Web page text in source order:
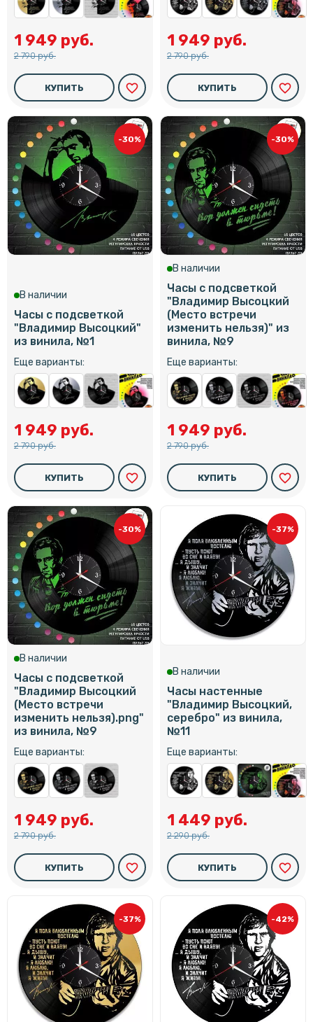
1 949 руб.
2 790 руб.
КУПИТЬ favorite_border
1 949 руб.
2 790 руб.
КУПИТЬ favorite_border
-30%
В наличии
Часы с подсветкой
"Владимир Высоцкий"
из винила, №1
Еще варианты:
1 949 руб.
2 790 руб.
КУПИТЬ favorite_border
-30%
В наличии
Часы с подсветкой
"Владимир Высоцкий
(Место встречи
изменить нельзя)" из
винила, №9
Еще варианты:
1 949 руб.
2 790 руб.
КУПИТЬ favorite_border
-30%
В наличии
Часы с подсветкой
"Владимир Высоцкий
(Место встречи
изменить нельзя).png"
из винила, №9
Еще варианты:
1 949 руб.
2 790 руб.
КУПИТЬ favorite_border
-37%
В наличии
Часы настенные
"Владимир Высоцкий,
серебро" из винила,
№11
Еще варианты:
1 449 руб.
2 290 руб.
КУПИТЬ favorite_border
-37% -42%